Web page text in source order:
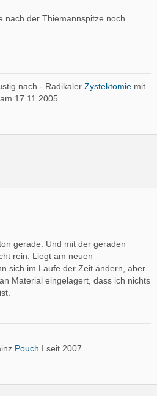
nach der Thiemannspitze noch
nach - Radikaler Zystektomie mit
17.11.2005.
gerade. Und mit der geraden
rein. Liegt am neuen
sich im Laufe der Zeit ändern, aber
Material eingelagert, dass ich nichts
Pouch I seit 2007